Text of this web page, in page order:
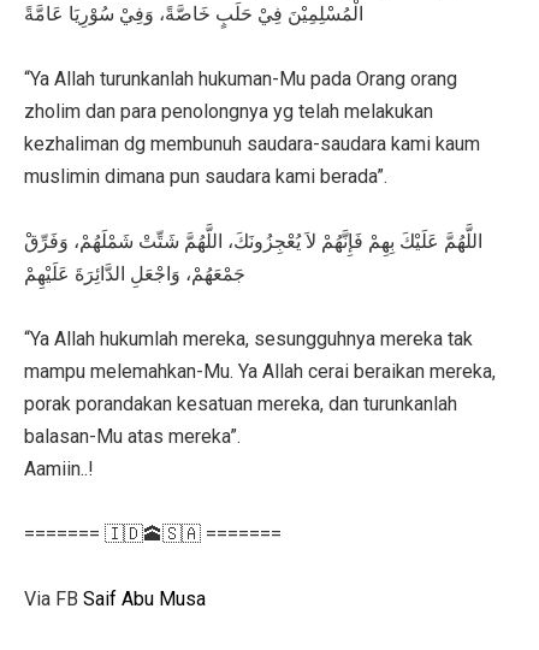
الْمُسْلِمِيْنَ فِيْ حَلَبٍ خَاصَّةً، وَفِيْ سُوْرِيَا عَامَّةً
“Ya Allah turunkanlah hukuman-Mu pada Orang orang
zholim dan para penolongnya yg telah melakukan
kezhaliman dg membunuh saudara-saudara kami kaum
muslimin dimana pun saudara kami berada”.
اللَّهُمَّ عَلَيْكَ بِهِمْ فَإِنَّهُمْ لاَ يُعْجِزُونَكَ، اللَّهُمَّ شَتِّتْ شَمْلَهُمْ، وَفَرِّقْ
جَمْعَهُمْ، وَاجْعَلِ الدَّائِرَةَ عَلَيْهِمْ
“Ya Allah hukumlah mereka, sesungguhnya mereka tak
mampu melemahkan-Mu. Ya Allah cerai beraikan mereka,
porak porandakan kesatuan mereka, dan turunkanlah
balasan-Mu atas mereka”.
Aamiin..!
======= 🇮🇩🕋🇸🇦 =======
Via FB Saif Abu Musa